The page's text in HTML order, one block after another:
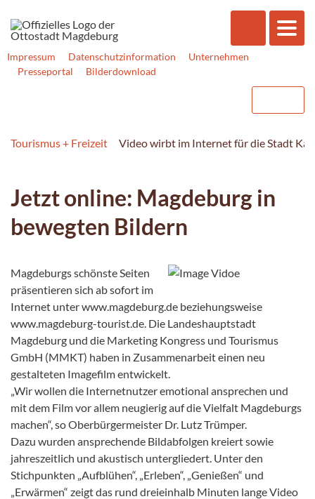
Impressum Datenschutzinformation
Unternehmen
Presseportal
Bilderdownload
Tourismus + Freizeit Video wirbt im Internet für die Stadt
Jetzt online: Magdeburg in
bewegten Bildern
Magdeburgs schönste Seiten
präsentieren sich ab sofort im
Internet unter www.magdeburg.de beziehungsweise
www.magdeburg-tourist.de. Die Landeshauptstadt
Magdeburg und die Marketing Kongress und Tourismus
GmbH (MMKT) haben in Zusammenarbeit einen neu
gestalteten Imagefilm entwickelt.
„Wir wollen die Internetnutzer emotional ansprechen und
mit dem Film vor allem neugierig auf die Vielfalt Magdeburgs
machen“, so Oberbürgermeister Dr. Lutz Trümper.
Dazu wurden ansprechende Bildabfolgen kreiert sowie
jahreszeitlich und akustisch untergliedert. Unter den
Stichpunkten „Aufblühen“, „Erleben“, „Genießen“ und
„Erwärmen“ zeigt das rund dreieinhalb Minuten lange Video